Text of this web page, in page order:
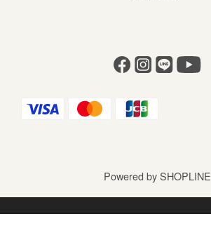
Powered by SHOPLINE